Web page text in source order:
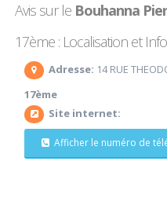
Avis sur le Bouhanna
17ème : Localisation et
Adresse: 14 RUE
17ème
Site internet:
Afficher le numéro de